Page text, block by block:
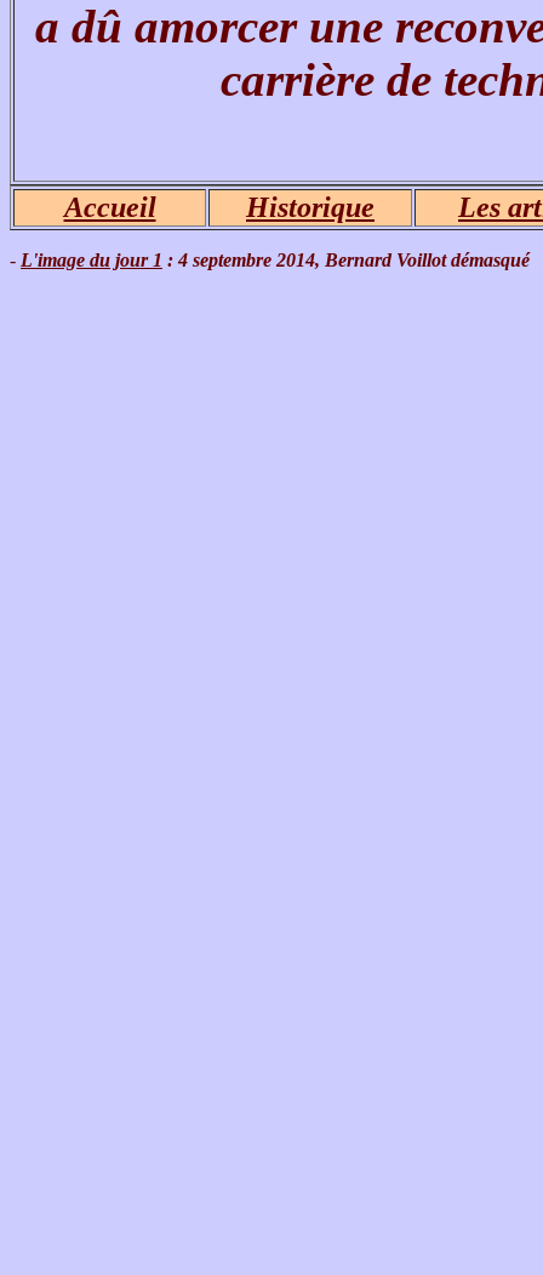
a dû amorcer une
carrière de
Accueil Historique Les
- L'image du jour 1 : 4 septembre 2014, Bernard Voillot démasqué